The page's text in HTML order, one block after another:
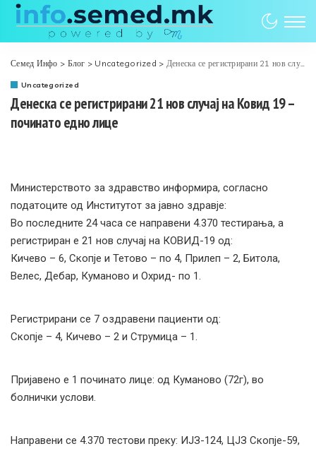
Семед Инфо > Блог > Uncategorized > Денеска се регистрирани 21 нов случај на Ковид 19 – починато едно лице
Uncategorized
Денеска се регистрирани 21 нов случај на Ковид 19 –
починато едно лице
Министерството за здравство информира, согласно
податоците од Институтот за јавно здравје:
Во последните 24 часа се направени 4.370 тестирања, а
регистриран е 21 нов случај на КОВИД-19 од:
Кичево – 6, Скопје и Тетово – по 4, Прилеп – 2, Битола,
Велес, Дебар, Куманово и Охрид- по 1.
Регистрирани се 7 оздравени пациенти од:
Скопје – 4, Кичево – 2 и Струмица – 1.
Пријавено е 1 починато лице: од Куманово (72г), во
болнички услови.
Направени се 4.370 тестови преку: ИЈЗ-124, ЦЈЗ Скопје-59,